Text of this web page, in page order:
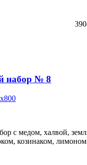
набор № 8
с медом, халвой,
козинаком,